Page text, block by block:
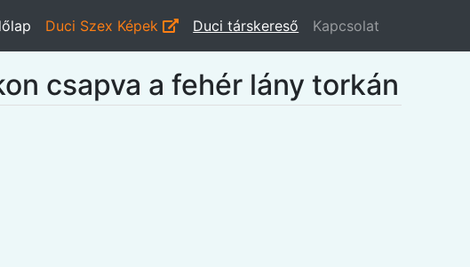
Duci Szex Képek Duci társkereső Kapcsolat
csapva a fehér lány torkán